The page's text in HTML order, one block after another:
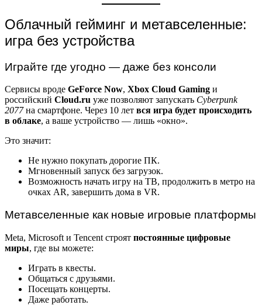
Облачный гейминг и метавселенные:
игра без устройства
Играйте где угодно — даже без консоли
Сервисы вроде GeForce Now, Xbox Cloud Gaming и
российский Cloud.ru уже позволяют запускать Cyberpunk
2077на смартфоне. Через 10 лет вся игра будет происходить
в облаке, а ваше устройство — лишь «окно».
Это значит:
Не нужно покупать дорогие ПК.
Мгновенный запуск без загрузок.
Возможность начать игру на ТВ, продолжить в метро на
очках AR, завершить дома в VR.
Метавселенные как новые игровые платформы
Meta, Microsoft и Tencent строят постоянные цифровые
миры, где вы можете:
Играть в квесты.
Общаться с друзьями.
Посещать концерты.
Даже работать.